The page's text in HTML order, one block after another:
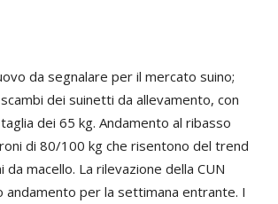
da segnalare per il mercato suino;
dei suinetti da allevamento, con
dei 65 kg. Andamento al ribasso
di 80/100 kg che risentono del trend
da macello. La rilevazione della CUN
andamento per la settimana entrante. I